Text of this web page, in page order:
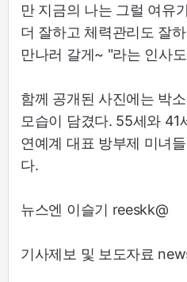
만 지금의 나는 그럴 여유
더 잘하고 체력관리도 잘
만나러 갈게~ "라는 인사
함께 공개된 사진에는 박
모습이 담겼다. 55세와 41
연예계 대표 방부제 미녀
다.
뉴스엔 이슬기 reeskk@
기사제보 및 보도자료